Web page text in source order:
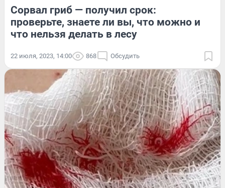
Сорвал гриб — получил срок:
проверьте, знаете ли вы, что можно и
что нельзя делать в лесу
22 июля, 2023, 14:00 868 Обсудить